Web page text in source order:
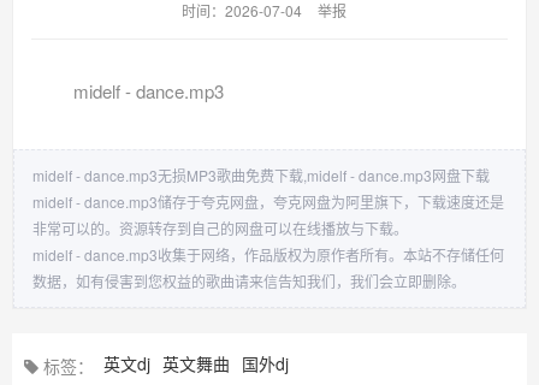
时间：2026-07-04 举报
midelf - dance.mp3
midelf - dance.mp3无损MP3歌曲免费下载,midelf - dance.mp3网盘下载
midelf - dance.mp3储存于夸克网盘，夸克网盘为阿里旗下，下载速度还是
非常可以的。资源转存到自己的网盘可以在线播放与下载。
midelf - dance.mp3收集于网络，作品版权为原作者所有。本站不存储任何
数据，如有侵害到您权益的歌曲请来信告知我们，我们会立即删除。
标签： 英文dj 英文舞曲 国外dj